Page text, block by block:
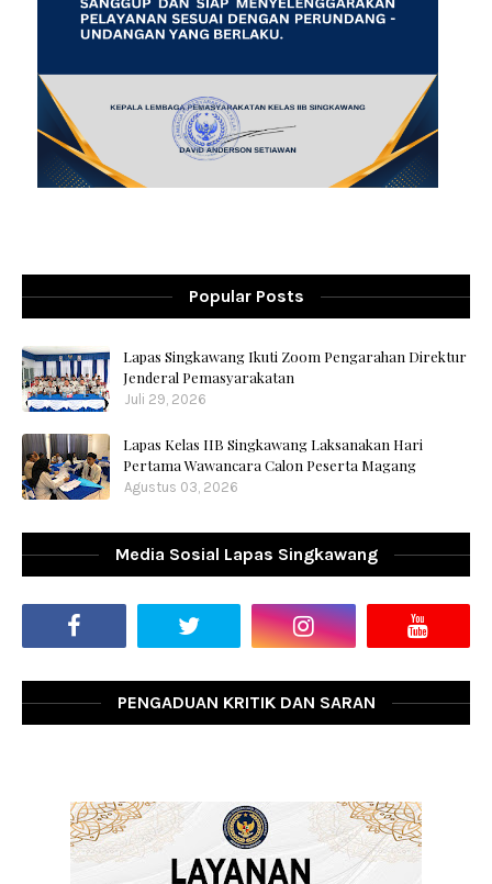
Popular Posts
Lapas Singkawang Ikuti Zoom Pengarahan Direktur
Jenderal Pemasyarakatan
Juli 29, 2026
Lapas Kelas IIB Singkawang Laksanakan Hari
Pertama Wawancara Calon Peserta Magang
Agustus 03, 2026
Media Sosial Lapas Singkawang
PENGADUAN KRITIK DAN SARAN